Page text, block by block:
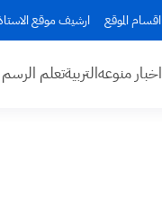
اقسام الموقع ارشيف موقع
اخبار منوعهالتربيةتعلم